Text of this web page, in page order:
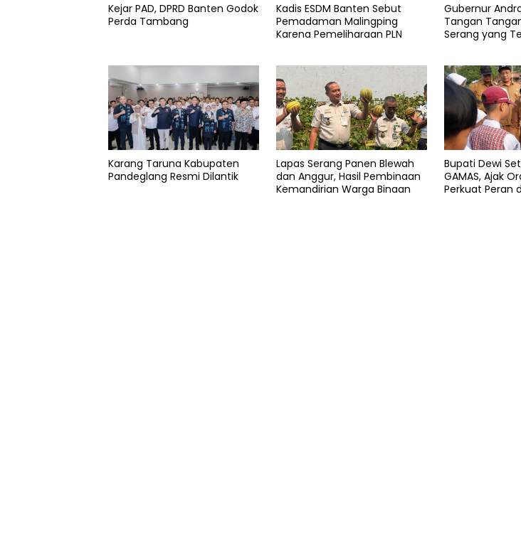
Kejar PAD, DPRD Banten Godok
Perda Tambang
Kadis ESDM Banten Sebut
Pemadaman Malingping
Karena Pemeliharaan PLN
Gubernur
Tangan
Serang yang
Karang Taruna Kabupaten
Pandeglang Resmi Dilantik
Lapas Serang Panen Blewah
dan Anggur, Hasil Pembinaan
Kemandirian Warga Binaan
Bupati Dewi
GAMAS, Ajak
Perkuat Peran